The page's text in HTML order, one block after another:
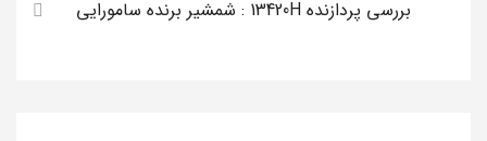
بررسی پردازنده 13420H : شمشیر برنده سامورایی